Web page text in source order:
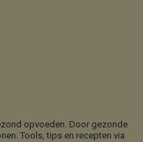
opvoeden. Door gezonde
Tools, tips en recepten via